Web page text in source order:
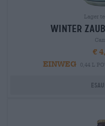
Lager
winter
€
EINWEG
0,44 L